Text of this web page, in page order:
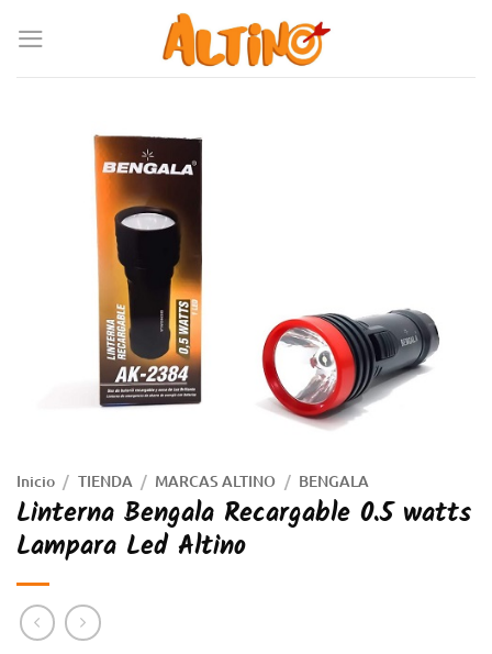
Inicio / TIENDA / MARCAS ALTINO / BENGALA
Linterna Bengala Recargable 0.5 watts
Lampara Led Altino